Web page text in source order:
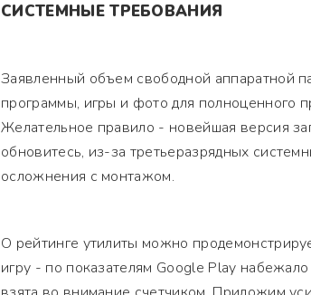
СИСТЕМНЫЕ ТРЕБОВАНИЯ
Заявленный объем свободной аппаратной
программы, игры и фото для полноценного
Желательное правило - новейшая версия
обновитесь, из-за третьеразрядных
осложнения с монтажом.
О рейтинге утилиты можно
игру - по показателям Google Play